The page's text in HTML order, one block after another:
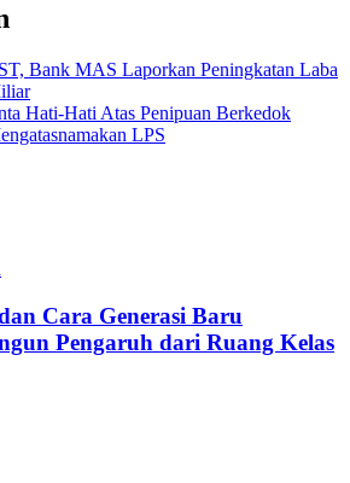
Bank MAS Laporkan Peningkatan Laba
Hati-Hati Atas Penipuan Berkedok
LPS
Cara Generasi Baru
Pengaruh dari Ruang Kelas